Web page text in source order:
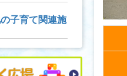
子育て関連施